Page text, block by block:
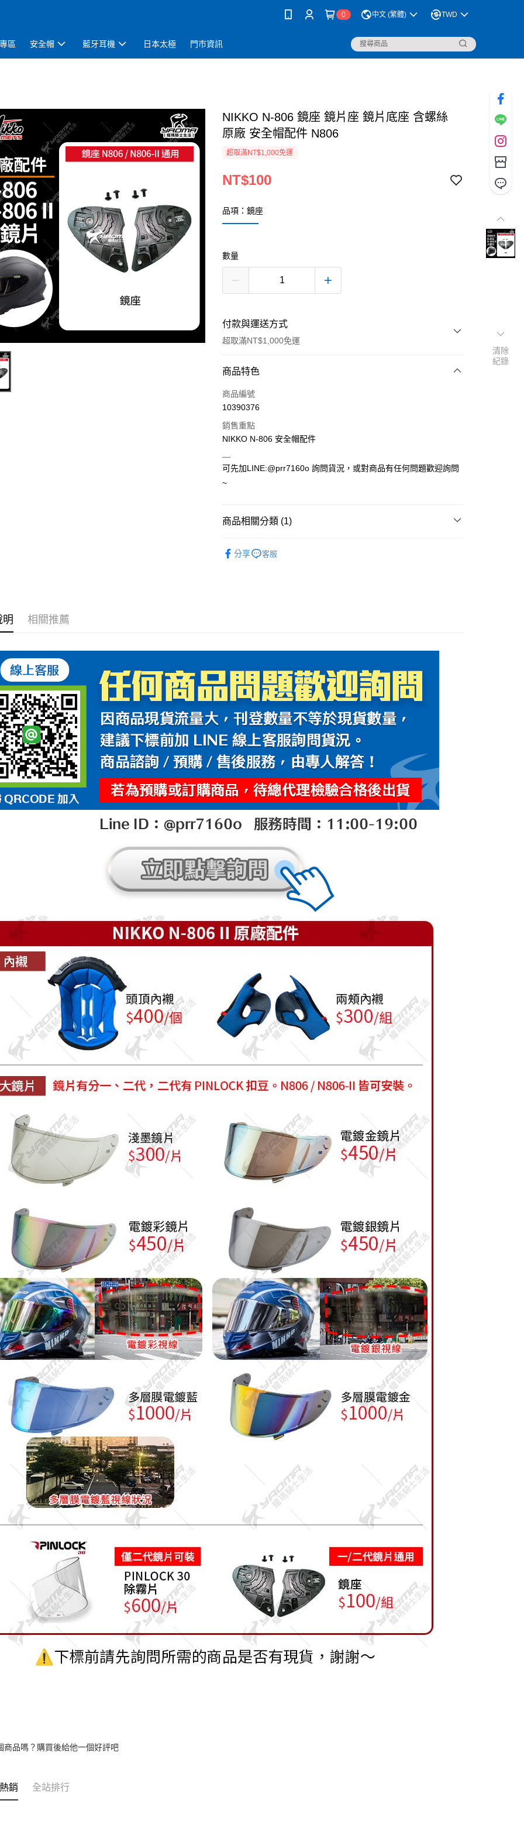
0 中文 (繁體) TWD
區 安全帽 藍牙耳機 日本太極 門市資訊
NIKKO N-806 鏡座 鏡片座 鏡片底座 含螺絲
原廠 安全帽配件 N806
超取滿NT$1,000免運
NT$100
品項：鏡座
數量
付款與運送方式
超取滿NT$1,000免運
付款方式
信用卡一次付款
Apple Pay
ATM付款
全家取貨付款(安全帽一頂以上請選宅配)
7-11取貨付款(安全帽一頂以上請選宅配)
商品特色
商品編號
10390376
銷售重點
NIKKO N-806 安全帽配件
可先加LINE:@prr7160o 詢問貨況，或對商品有任何問題歡迎詢問
~
商品相關分類 (1)
分享
客服
明 相關推薦
商品嗎？購買後給他一個好評吧
銷 全站排行
清除
紀錄